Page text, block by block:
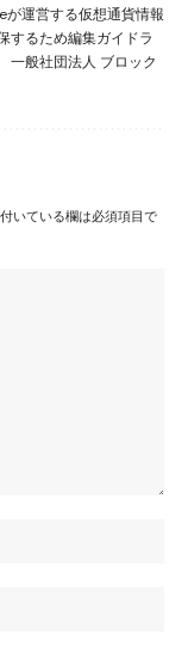
運営する仮想通貨情報
するため編集ガイドラ
一般社団法人 ブロック
いている欄は必須項目で